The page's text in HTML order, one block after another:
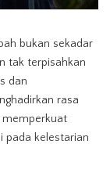
bukan sekadar
tak terpisahkan
dan
rasa
memperkuat
pada kelestarian